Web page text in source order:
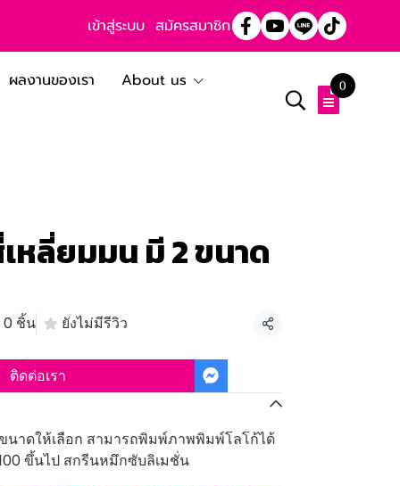
เข้าสู่ระบบ สมัครสมาชิก
ผลงานของเรา
About us
0
หลี่ยมมน มี 2 ขนาด
0 ชิ้น ยังไม่มีรีวิว
แชร์
ติดต่อเรา
นาดให้เลือก สามารถพิมพ์ภาพพิมพ์โลโก้ได้
ขึ้นไป สกรีนหมึกซับลิเมชั่น